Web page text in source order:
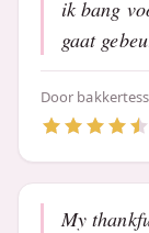
ik bang
gaat
Door
My